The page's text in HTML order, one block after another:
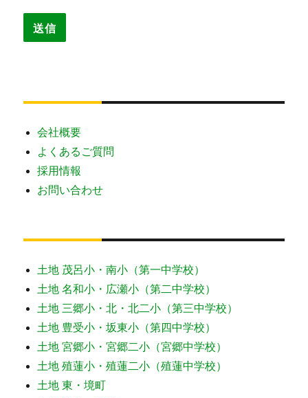
会社概要
よくあるご質問
採用情報
お問い合わせ
土地 茂呂小・南小（第一中学校）
土地 名和小・広瀬小（第二中学校）
土地 三郷小・北・北二小（第三中学校）
土地 豊受小・坂東小（第四中学校）
土地 宮郷小・宮郷二小（宮郷中学校）
土地 殖蓮小・殖蓮二小（殖蓮中学校）
土地 東・境町